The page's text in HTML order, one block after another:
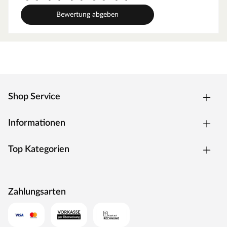
organischen Bindemitteln umschlossen, was zuverlässig
vor Feuchtigkeit schützt
Kratzfeste und antibakterielle Oberfläche: Keine
Dadurch ist der Boden besonders gut für Kleinkinder und
Nachhaltiger Boden: Das Holz stammt aus nachhaltig
Die markante Eichenholzmaserung des Dekors vermittelt
Bewertung abgeben
Shop Service
Informationen
Top Kategorien
Zahlungsarten